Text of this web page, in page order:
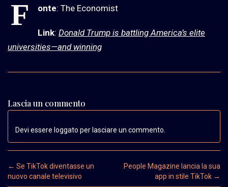
F onte: The Economist
Link: Donald Trump is battling America’s elite
universities—and winning
Lascia un commento
Devi essere loggato per lasciare un commento.
Post navigation
← Se TikTok diventasse un
nuovo canale televisivo
People Magazine lancia la sua
app in stile TikTok →